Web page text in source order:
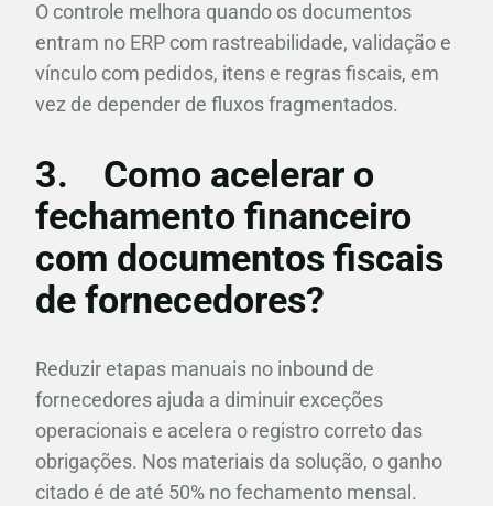
O controle melhora quando os documentos
entram no ERP com rastreabilidade, validação e
vínculo com pedidos, itens e regras fiscais, em
vez de depender de fluxos fragmentados.
3. Como acelerar o
fechamento financeiro
com documentos fiscais
de fornecedores?
Reduzir etapas manuais no inbound de
fornecedores ajuda a diminuir exceções
operacionais e acelera o registro correto das
obrigações. Nos materiais da solução, o ganho
citado é de até 50% no fechamento mensal.